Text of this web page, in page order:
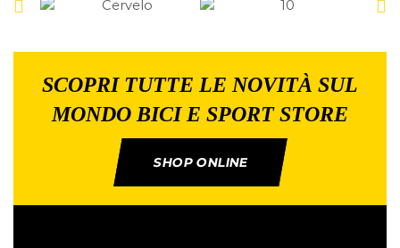
SCOPRI TUTTE LE NOVITÀ SUL
MONDO BICI E SPORT STORE
SHOP ONLINE